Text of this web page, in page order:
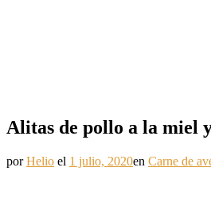
Alitas de pollo a la miel
porHelio el 1 julio, 2020en Carne de